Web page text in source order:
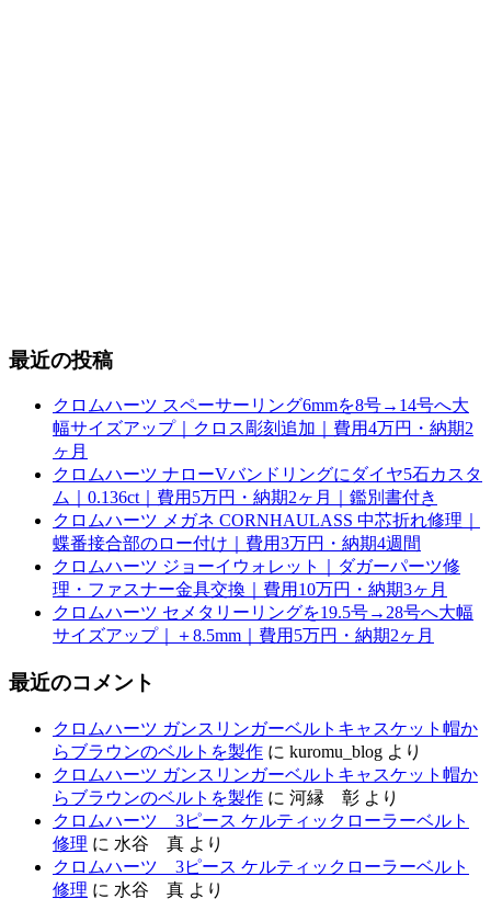
最近の投稿
クロムハーツ スペーサーリング6mmを8号→14号へ大
幅サイズアップ｜クロス彫刻追加｜費用4万円・納期2
ヶ月
クロムハーツ ナローVバンドリングにダイヤ5石カスタ
ム｜0.136ct｜費用5万円・納期2ヶ月｜鑑別書付き
クロムハーツ メガネ CORNHAULASS 中芯折れ修理｜
蝶番接合部のロー付け｜費用3万円・納期4週間
クロムハーツ ジョーイウォレット｜ダガーパーツ修
理・ファスナー金具交換｜費用10万円・納期3ヶ月
クロムハーツ セメタリーリングを19.5号→28号へ大幅
サイズアップ｜＋8.5mm｜費用5万円・納期2ヶ月
最近のコメント
クロムハーツ ガンスリンガーベルトキャスケット帽か
らブラウンのベルトを製作 に kuromu_blog より
クロムハーツ ガンスリンガーベルトキャスケット帽か
らブラウンのベルトを製作 に 河縁 彰 より
クロムハーツ 3ピース ケルティックローラーベルト
修理 に 水谷 真 より
クロムハーツ 3ピース ケルティックローラーベルト
修理 に 水谷 真 より